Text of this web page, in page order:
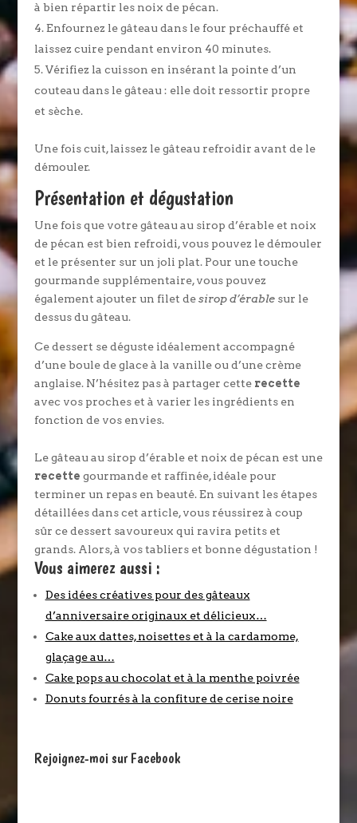
à bien répartir les noix de pécan.
Enfournez le gâteau dans le four préchauffé et
laissez cuire pendant environ 40 minutes.
Vérifiez la cuisson en insérant la pointe d’un
couteau dans le gâteau : elle doit ressortir propre
et sèche.
Une fois cuit, laissez le gâteau refroidir avant de le
démouler.
Présentation et dégustation
Une fois que votre gâteau au sirop d’érable et noix
de pécan est bien refroidi, vous pouvez le démouler
et le présenter sur un joli plat. Pour une touche
gourmande supplémentaire, vous pouvez
également ajouter un filet desirop d’érablesur le
dessus du gâteau.
Ce dessert se déguste idéalement accompagné
d’une boule de glace à la vanille ou d’une crème
anglaise. N’hésitez pas à partager cette recette
avec vos proches et à varier les ingrédients en
fonction de vos envies.
Le gâteau au sirop d’érable et noix de pécan est une
recette gourmande et raffinée, idéale pour
terminer un repas en beauté. En suivant les étapes
détaillées dans cet article, vous réussirez à coup
sûr ce dessert savoureux qui ravira petits et
grands. Alors, à vos tabliers et bonne dégustation !
Vous aimerez aussi :
Des idées créatives pour des gâteaux
d’anniversaire originaux et délicieux…
Cake aux dattes, noisettes et à la cardamome,
glaçage au…
Cake pops au chocolat et à la menthe poivrée
Donuts fourrés à la confiture de cerise noire
Rejoignez-moi sur Facebook